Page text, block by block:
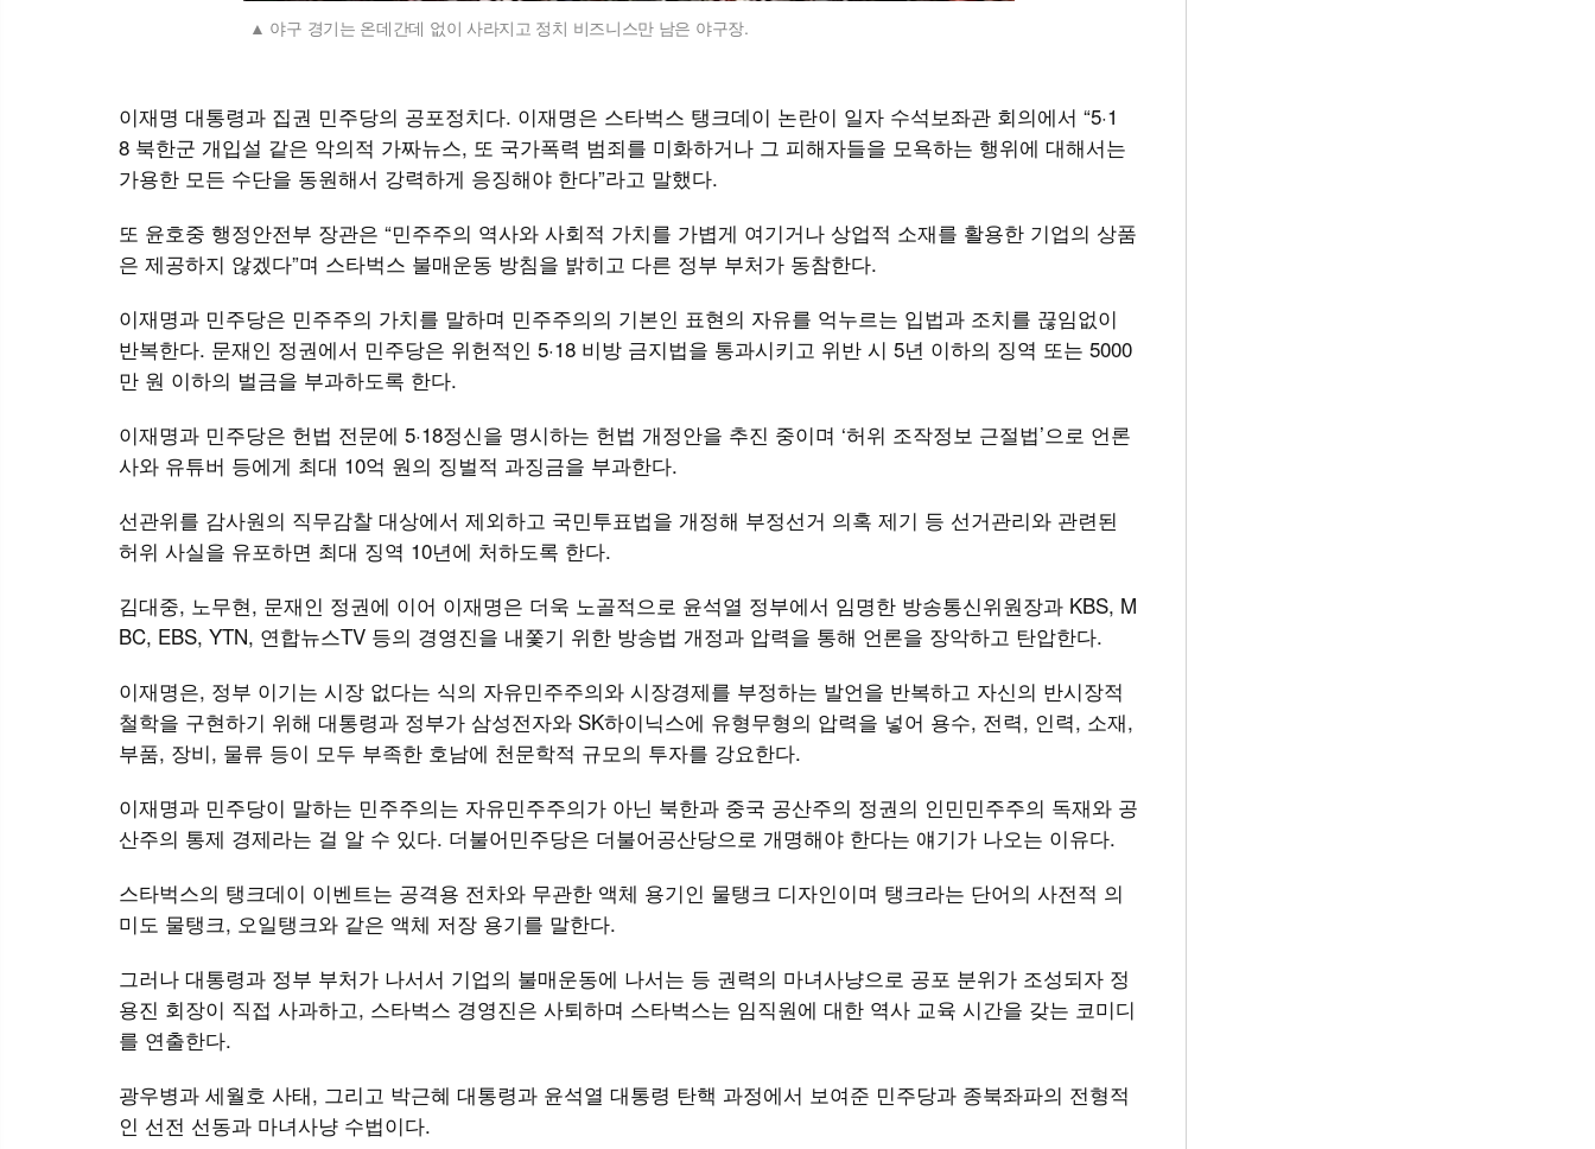
야구 경기는 온데간데 없이 사라지고 정치 비즈니스만 남은 야구장.
이재명 대통령과 집권 민주당의 공포정치다. 이재명은 스타벅스 탱크데이 논란이 일자 수석보좌관 회의에서 “5·1
8 북한군 개입설 같은 악의적 가짜뉴스, 또 국가폭력 범죄를 미화하거나 그 피해자들을 모욕하는 행위에 대해서는
가용한 모든 수단을 동원해서 강력하게 응징해야 한다”라고 말했다.
또 윤호중 행정안전부 장관은 “민주주의 역사와 사회적 가치를 가볍게 여기거나 상업적 소재를 활용한 기업의 상품
은 제공하지 않겠다”며 스타벅스 불매운동 방침을 밝히고 다른 정부 부처가 동참한다.
이재명과 민주당은 민주주의 가치를 말하며 민주주의의 기본인 표현의 자유를 억누르는 입법과 조치를 끊임없이
반복한다. 문재인 정권에서 민주당은 위헌적인 5·18 비방 금지법을 통과시키고 위반 시 5년 이하의 징역 또는 5000
만 원 이하의 벌금을 부과하도록 한다.
이재명과 민주당은 헌법 전문에 5·18정신을 명시하는 헌법 개정안을 추진 중이며 ‘허위 조작정보 근절법’으로 언론
사와 유튜버 등에게 최대 10억 원의 징벌적 과징금을 부과한다.
선관위를 감사원의 직무감찰 대상에서 제외하고 국민투표법을 개정해 부정선거 의혹 제기 등 선거관리와 관련된
허위 사실을 유포하면 최대 징역 10년에 처하도록 한다.
김대중, 노무현, 문재인 정권에 이어 이재명은 더욱 노골적으로 윤석열 정부에서 임명한 방송통신위원장과 KBS, M
BC, EBS, YTN, 연합뉴스TV 등의 경영진을 내쫓기 위한 방송법 개정과 압력을 통해 언론을 장악하고 탄압한다.
이재명은, 정부 이기는 시장 없다는 식의 자유민주주의와 시장경제를 부정하는 발언을 반복하고 자신의 반시장적
철학을 구현하기 위해 대통령과 정부가 삼성전자와 SK하이닉스에 유형무형의 압력을 넣어 용수, 전력, 인력, 소재,
부품, 장비, 물류 등이 모두 부족한 호남에 천문학적 규모의 투자를 강요한다.
이재명과 민주당이 말하는 민주주의는 자유민주주의가 아닌 북한과 중국 공산주의 정권의 인민민주주의 독재와 공
산주의 통제 경제라는 걸 알 수 있다. 더불어민주당은 더불어공산당으로 개명해야 한다는 얘기가 나오는 이유다.
스타벅스의 탱크데이 이벤트는 공격용 전차와 무관한 액체 용기인 물탱크 디자인이며 탱크라는 단어의 사전적 의
미도 물탱크, 오일탱크와 같은 액체 저장 용기를 말한다.
그러나 대통령과 정부 부처가 나서서 기업의 불매운동에 나서는 등 권력의 마녀사냥으로 공포 분위가 조성되자 정
용진 회장이 직접 사과하고, 스타벅스 경영진은 사퇴하며 스타벅스는 임직원에 대한 역사 교육 시간을 갖는 코미디
를 연출한다.
광우병과 세월호 사태, 그리고 박근혜 대통령과 윤석열 대통령 탄핵 과정에서 보여준 민주당과 종북좌파의 전형적
인 선전 선동과 마녀사냥 수법이다.